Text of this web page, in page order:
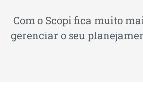
Com o Scopi fica muito
gerenciar o seu